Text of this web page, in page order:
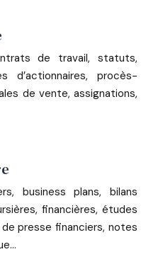
de travail, statuts,
d’actionnaires, procès-
de vente, assignations,
business plans, bilans
financières, études
presse financiers, notes